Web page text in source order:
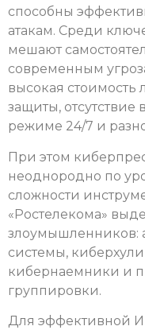
способны
атакам. Среди
мешают
современным
высокая стоимость
защиты,
режиме 24/7 и
При этом
неоднородно по
сложности
«Ростелекома»
злоумышленников:
системы,
кибернаемники и
группировки.
Для эффективной